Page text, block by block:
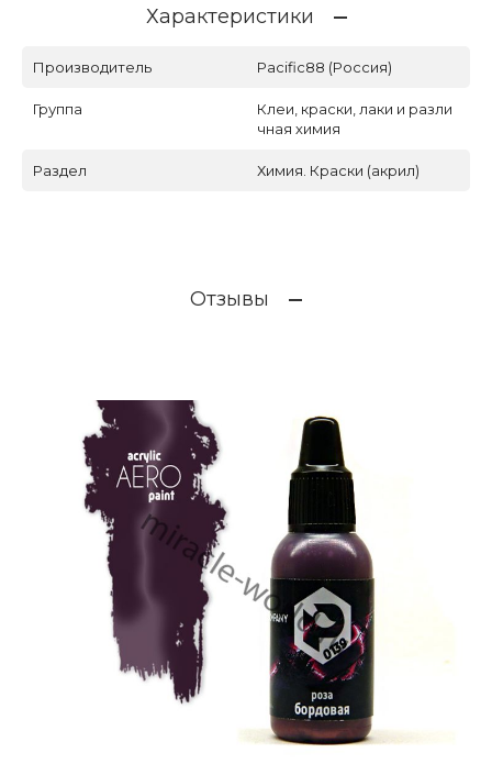
Характеристики
Производитель Pacific88 (Россия)
Группа
Клеи, краски, лаки и разли
чная химия
Раздел Химия. Краски (акрил)
Отзывы